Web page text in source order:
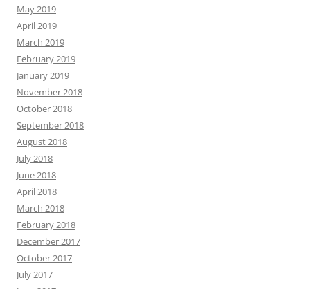
May 2019
April 2019
March 2019
February 2019
January 2019
November 2018
October 2018
September 2018
August 2018
July 2018
June 2018
April 2018
March 2018
February 2018
December 2017
October 2017
July 2017